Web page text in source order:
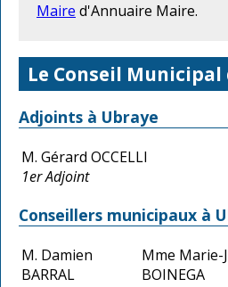
Maire d'Annuaire Maire.
Le Conseil
Adjoints à Ubraye
M. Gérard OCCELLI
1er Adjoint
Conseillers municipaux à
M. Damien
BARRAL
Mme Marie-
BOINEGA